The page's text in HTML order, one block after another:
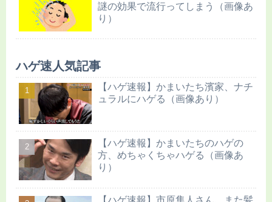
謎の効果で流行ってしまう（画像あ
り）
ハゲ速人気記事
【ハゲ速報】かまいたち濱家、ナチ
ュラルにハゲる（画像あり）
【ハゲ速報】かまいたちのハゲの
方、めちゃくちゃハゲる（画像あ
り）
【ハゲ速報】市原隼人さん、また髪